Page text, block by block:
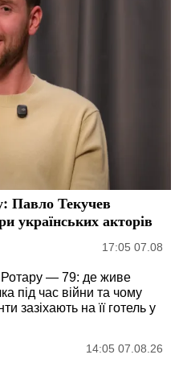
Павло Текучев
українських акторів
17:05 07.08
Ротару — 79: де живе
під час війни та чому
зазіхають на її готель у
14:05 07.08.26